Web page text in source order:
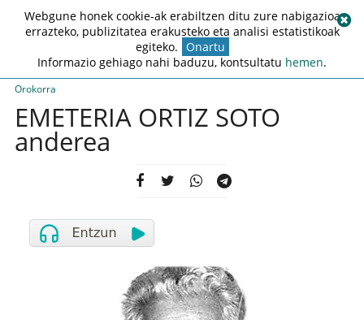
Orokorra
EMETERIA ORTIZ SOTO
anderea
Webgune honek cookie-ak erabiltzen ditu zure nabigazioa
errazteko, publizitatea erakusteko eta analisi estatistikoak
egiteko. Onartu
Informazio gehiago nahi baduzu, kontsultatu hemen.